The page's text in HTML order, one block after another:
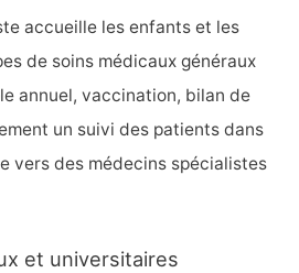
accueille les enfants et les
de soins médicaux généraux
annuel, vaccination, bilan de
un suivi des patients dans
vers des médecins spécialistes
et universitaires